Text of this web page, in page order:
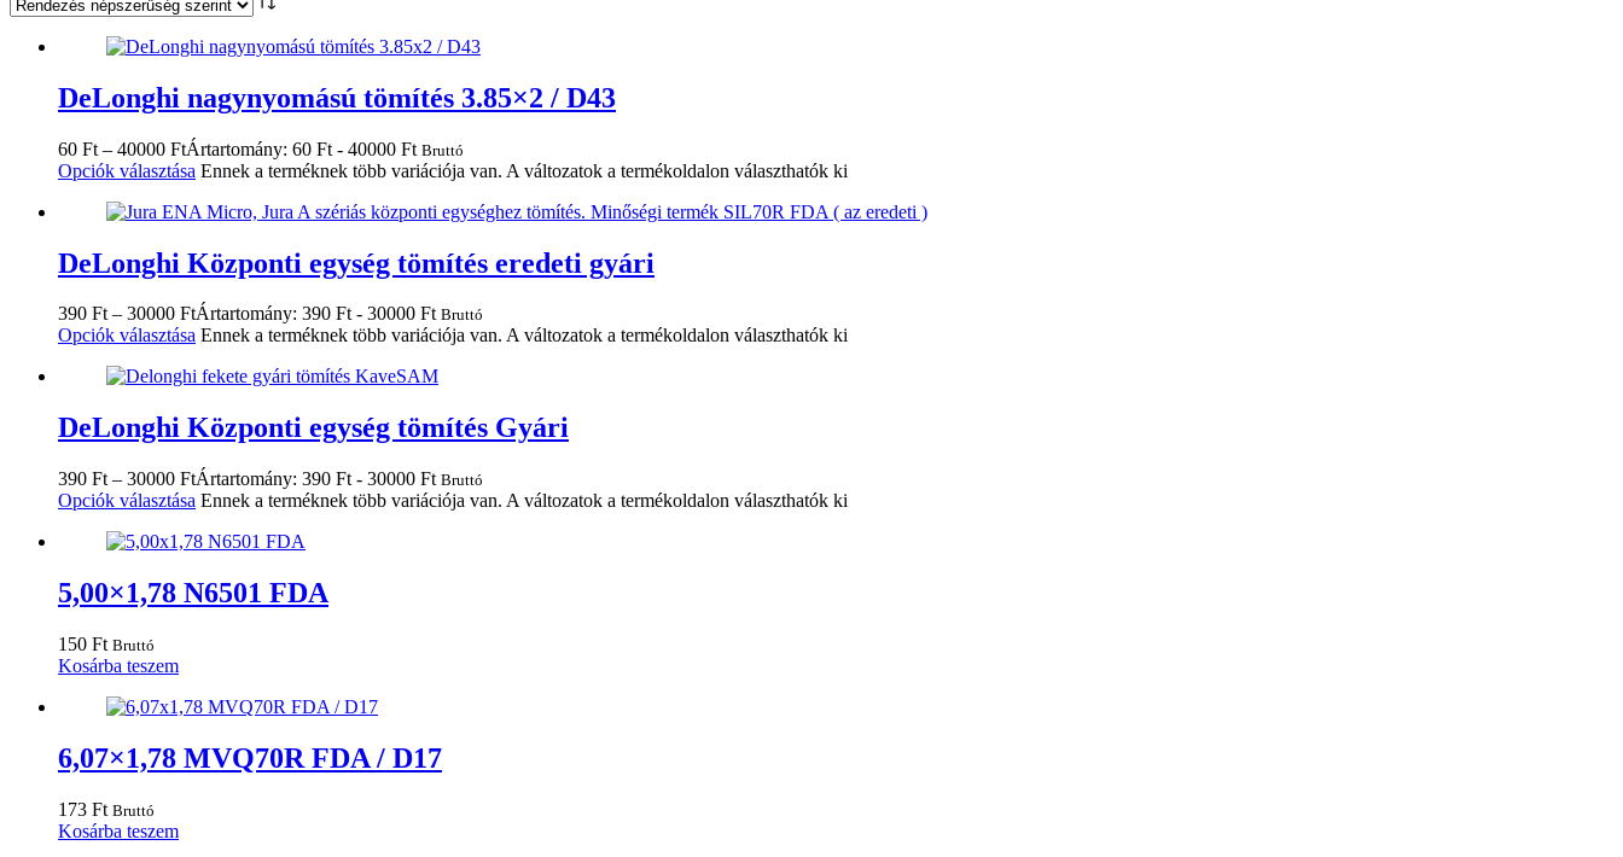
DeLonghi nagynyomású tömítés 3.85×2 / D43
60 Ft – 40000 FtÁrtartomány: 60 Ft - 40000 Ft Bruttó
Opciók választása Ennek a terméknek több variációja van. A változatok a termékoldalon választhatók ki
DeLonghi Központi egység tömítés eredeti gyári
390 Ft – 30000 FtÁrtartomány: 390 Ft - 30000 Ft Bruttó
Opciók választása Ennek a terméknek több variációja van. A változatok a termékoldalon választhatók ki
DeLonghi Központi egység tömítés Gyári
390 Ft – 30000 FtÁrtartomány: 390 Ft - 30000 Ft Bruttó
Opciók választása Ennek a terméknek több variációja van. A változatok a termékoldalon választhatók ki
5,00×1,78 N6501 FDA
150 Ft Bruttó
Kosárba teszem
6,07×1,78 MVQ70R FDA / D17
173 Ft Bruttó
Kosárba teszem